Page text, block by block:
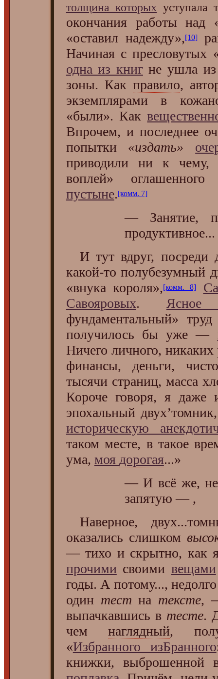
толщина которых уступала
окончания работы
«оставил надежду»,[10]
Начиная с пресловутых
одна из книгне ушла из
зоны. Как правило,
экземплярами в
«были». Как
Впрочем, и последнее
попытки «издать»
приводили ни к чему,
воплей»
пустыне.[комм. 7]
— Занятие,
продуктивное...
И тут вдруг, посреди
какой-то полубезумный
«внука короля»,[комм. 8]
Савояровых. Ясное
фундаментальный»
получилось бы уже —
Ничего личного,
финансы, деньги,
тысячи страниц, масса
Короче говоря, я даже
эпохальный
историческую
таком месте, в такое
ума, моя дорогая...»
— И всё же, не
запятую — ,
Наверное,
оказались слишком
— тихо и скрытно, как
прочимисвоими вещами
годы. А потому...,
один тест на тексте,
выпачкавшись в тесте.
чемнаглядный,
«Избранного изБранного
книжки, выброшенной